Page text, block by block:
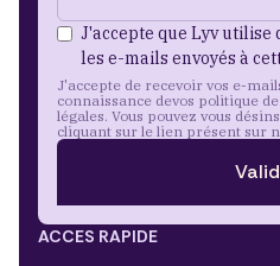
J'accepte que Lyv utilise
les e-mails envoyés à
J'accepte de recevoir vos e-
connaissance devos politique
légales. Vous pouvez vous
cliquant sur le lien présent sur
ACCES RAPIDE